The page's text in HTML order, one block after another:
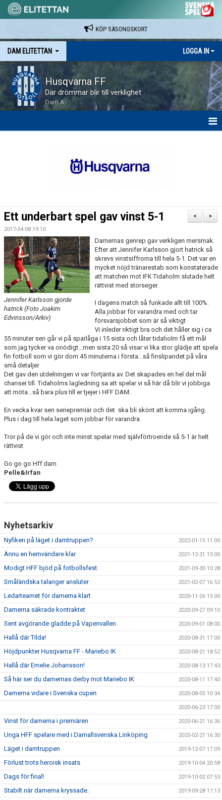
KÖP SÄSONGSKORT
DAM ELITETTAN LOGGA IN
Husqvarna FF
Där drömmar blir till verklighet
Dam A
BILDGALLERI
DOKUMENT
KONTAKT
MATCHER
SPONSORHUSET
>
<
Ett underbart spel gav vinst 5-1
2017-04-08 19:10
Jennifer Karlsson gjorde
hatrick (Foto Joakim
Edvinsson/Arkiv)
Damernas genrep gav verkligen mersmak.
Efter att Jennifer Karlsson gjort hatrick så
skrevs vinstsiffrorna till hela 5-1. Det var en
mycket nöjd tränarestab som konstaterade
att matchen mot IFK Tidaholm slutade helt
rättvist med storseger.
I dagens match så funkade allt till 100%.
Alla jobbar för varandra med och tar
försvarsjobbet som är så viktigt
Vi inleder riktigt bra och det håller sig i ca
55 minuter sen går vi på sparlåga i 15 sista och låter tidaholm få ett mål
som jag tycker va onödigt...men sista 20 så visar vi lika stor glädje att spela
fin fotboll som vi gör dom 45 minuterna i första...så finslipandet på våra
små detaljer
Det gav den utdelningen vi var förtjänta av. Det skapades en hel del mål
chanser till. Tidaholms lagledning sa att spelar vi så här då blir vi jobbiga
att möta...så bara plus till er tjejer i HFF DAM.
En vecka kvar sen seriepremiär och det ska bli skönt att komma igång.
Plus i dag till hela laget som jobbar för varandra.
Tror på de vi gör och inte minst spelar med självförtroende så 5-1 är helt
rättvist
Go go go Hff dam
Pelle&Irfan
Nyhetsarkiv
Nyfiken på läget i damtruppen? 2022-01-15 11:00
Ännu en hemvändare klar 2021-12-31 15:00
Modigt HFF bjöd på fotbollsfest 2021-09-30 10:28
Småländska talanger ansluter 2021-02-07 16:52
Ledarteamet för damerna klart 2020-11-26 15:00
Damerna säkrade kontraktet 2020-09-27 09:10
Sent avgörande gladde på Vapenvallen 2020-09-01 08:00
Hallå där Tilda! 2020-08-31 17:00
Höjdpunkter Husqvarna FF - Mariebo IK 2020-08-21 18:52
Hallå där Emelie Johansson! 2020-08-13 17:43
Så här ser du damernas derby mot Mariebo IK 2020-08-11 17:40
Damerna vidare i Svenska cupen 2020-08-05 10:34
2020-06-23 17:00
Vinst för damerna i premiären 2020-06-21 16:36
Unga HFF spelare med i Damallsvenska Linköping 2020-02-21 16:30
Läget i damtruppen 2019-12-07 17:09
Förlust trots heroisk insats 2019-10-04 20:58
Dags för final! 2019-10-02 07:53
Stabilt när damerna kryssade. 2019-09-28 17:13